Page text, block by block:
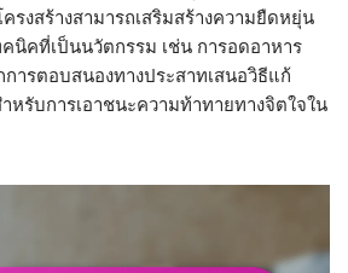
งสร้างสามารถเสริมสร้างความยืดหยุ่น
นิคที่เป็นนวัตกรรม เช่น การอดอาหาร
ารตอบสนองทางประสาทเสนอวิธีแก้
รับการเอาชนะความท้าทายทางจิตใจใน